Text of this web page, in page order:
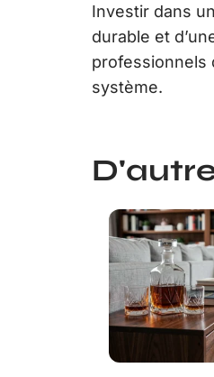
Investir dans un
durable et
professionnels
système.